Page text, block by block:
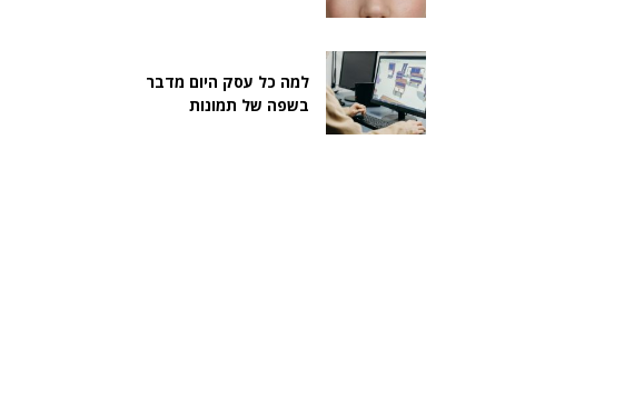
למה כל עסק היום מדבר
בשפה של תמונות